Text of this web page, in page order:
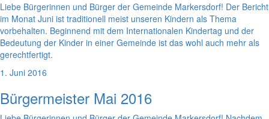
Liebe Bürgerinnen und Bürger der Gemeinde Markersdorf! Der Bericht
im Monat Juni ist traditionell meist unseren Kindern als Thema
vorbehalten. Beginnend mit dem Internationalen Kindertag und der
Bedeutung der Kinder in einer Gemeinde ist das wohl auch mehr als
gerechtfertigt.
1. Juni 2016
Bürgermeister Mai 2016